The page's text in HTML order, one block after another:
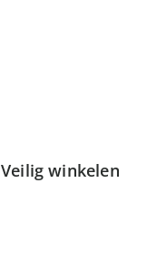
Veilig winkelen